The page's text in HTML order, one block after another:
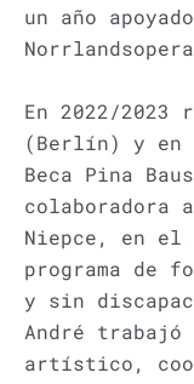
un año
En 2022/
(Berlín) y en
Beca Pina
colaboradora
Niepce, en el
programa de
y sin
André trabajó
artístico,